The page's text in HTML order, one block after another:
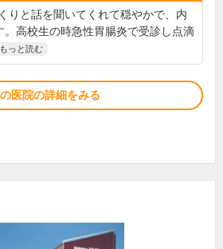
りと話を聞いてくれて穏やかで、内
。高校生の時急性胃腸炎で受診し点滴
もっと読む
医院の詳細をみる